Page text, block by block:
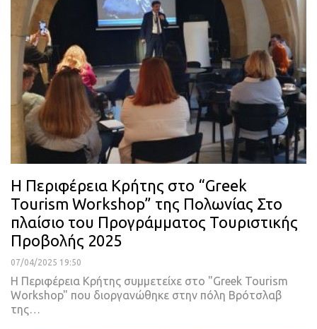
Η Περιφέρεια Κρήτης στο “Greek
Tourism Workshop” της Πολωνίας Στο
πλαίσιο του Προγράμματος Τουριστικής
Προβολής 2025
07/04/2025 19:50
Η Περιφέρεια Κρήτης συμμετείχε στο "Greek Tourism
Workshop" που διοργανώθηκε στην πόλη Βρότσλαβ
της…